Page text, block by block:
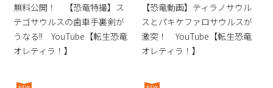
無料公開！ 【恐竜特撮】ス
テゴサウルスの歯車手裏剣が
うなる!! YouTube【転生恐竜
オレティラ！】
【恐竜動画】ティラノサウル
スとパキケファロサウルスが
激突！ YouTube【転生恐竜
オレティラ！】